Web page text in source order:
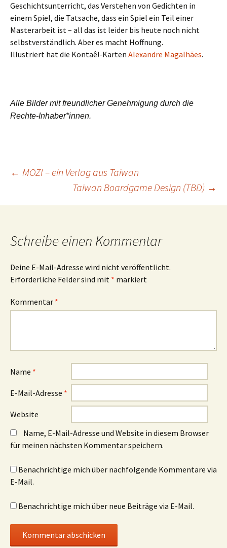
Geschichtsunterricht, das Verstehen von Gedichten in
einem Spiel, die Tatsache, dass ein Spiel ein Teil einer
Masterarbeit ist – all das ist leider bis heute noch nicht
selbstverständlich. Aber es macht Hoffnung.
Illustriert hat die Kontaê!-Karten Alexandre Magalhães.
Alle Bilder mit freundlicher Genehmigung durch die
Rechte-Inhaber*innen.
Beitragsnavigation
← MOZI – ein Verlag aus Taiwan
Taiwan Boardgame Design (TBD) →
Schreibe einen Kommentar
Deine E-Mail-Adresse wird nicht veröffentlicht.
Erforderliche Felder sind mit * markiert
Kommentar *
Name *
E-Mail-Adresse *
Website
Name, E-Mail-Adresse und Website in diesem Browser
für meinen nächsten Kommentar speichern.
Benachrichtige mich über nachfolgende Kommentare via
E-Mail.
Benachrichtige mich über neue Beiträge via E-Mail.